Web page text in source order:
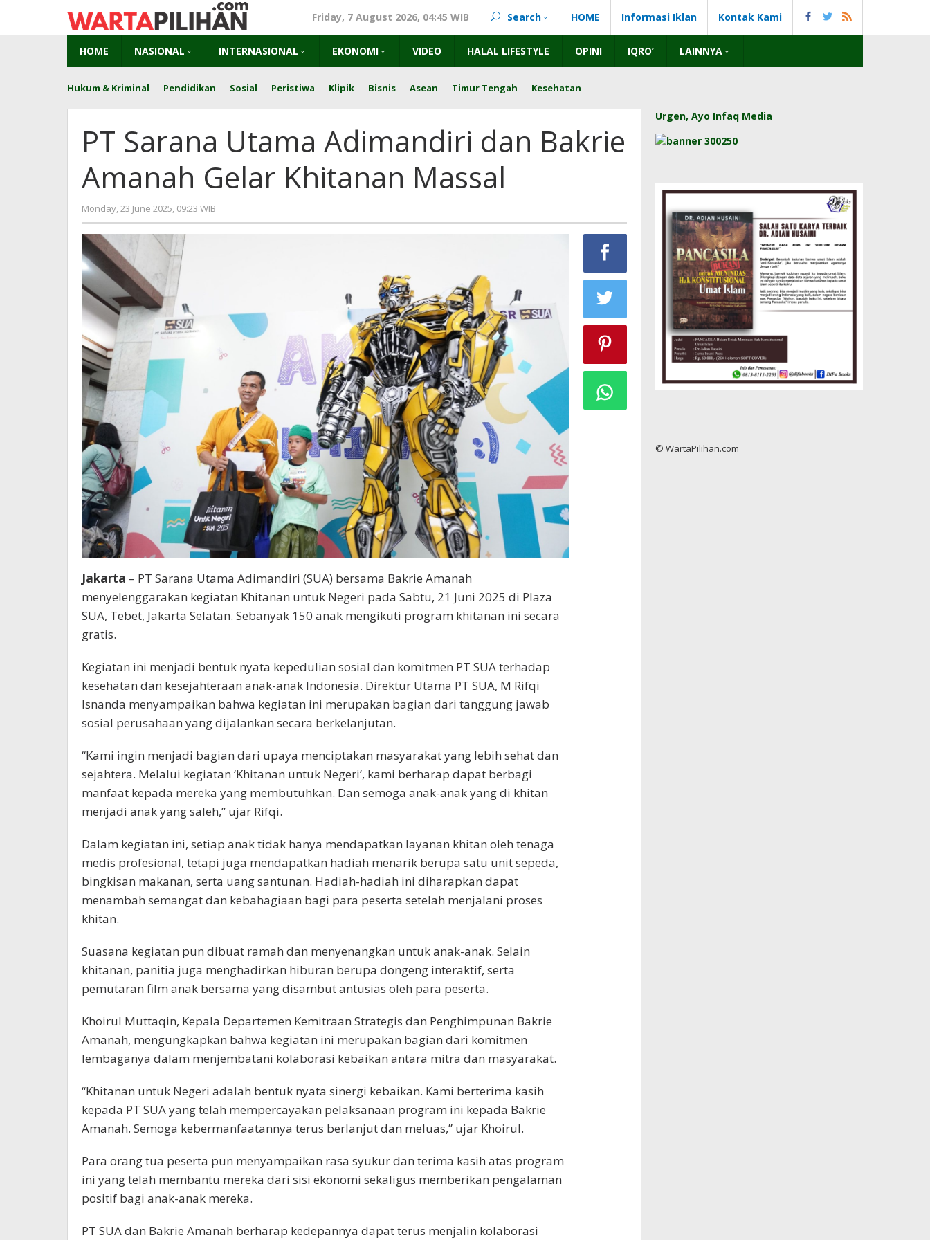
content
Friday, 7 August 2026, 04:45 WIB Search HOME Informasi Iklan Kontak Kami
HOME NASIONAL INTERNASIONAL EKONOMI VIDEO HALAL LIFESTYLE OPINI IQRO’ LAINNYA
Hukum & Kriminal Pendidikan Sosial Peristiwa Klipik Bisnis Asean Timur Tengah Kesehatan
PT Sarana Utama Adimandiri dan Bakrie
Amanah Gelar Khitanan Massal
Monday, 23 June 2025, 09:23 WIB
Adi
Jakarta – PT Sarana Utama Adimandiri (SUA) bersama Bakrie Amanah
menyelenggarakan kegiatan Khitanan untuk Negeri pada Sabtu, 21 Juni 2025 di Plaza
SUA, Tebet, Jakarta Selatan. Sebanyak 150 anak mengikuti program khitanan ini secara
gratis.
Kegiatan ini menjadi bentuk nyata kepedulian sosial dan komitmen PT SUA terhadap
kesehatan dan kesejahteraan anak-anak Indonesia. Direktur Utama PT SUA, M Rifqi
Isnanda menyampaikan bahwa kegiatan ini merupakan bagian dari tanggung jawab
sosial perusahaan yang dijalankan secara berkelanjutan.
“Kami ingin menjadi bagian dari upaya menciptakan masyarakat yang lebih sehat dan
sejahtera. Melalui kegiatan ‘Khitanan untuk Negeri’, kami berharap dapat berbagi
manfaat kepada mereka yang membutuhkan. Dan semoga anak-anak yang di khitan
menjadi anak yang saleh,” ujar Rifqi.
Dalam kegiatan ini, setiap anak tidak hanya mendapatkan layanan khitan oleh tenaga
medis profesional, tetapi juga mendapatkan hadiah menarik berupa satu unit sepeda,
bingkisan makanan, serta uang santunan. Hadiah-hadiah ini diharapkan dapat
menambah semangat dan kebahagiaan bagi para peserta setelah menjalani proses
khitan.
Suasana kegiatan pun dibuat ramah dan menyenangkan untuk anak-anak. Selain
khitanan, panitia juga menghadirkan hiburan berupa dongeng interaktif, serta
pemutaran film anak bersama yang disambut antusias oleh para peserta.
Khoirul Muttaqin, Kepala Departemen Kemitraan Strategis dan Penghimpunan Bakrie
Amanah, mengungkapkan bahwa kegiatan ini merupakan bagian dari komitmen
lembaganya dalam menjembatani kolaborasi kebaikan antara mitra dan masyarakat.
“Khitanan untuk Negeri adalah bentuk nyata sinergi kebaikan. Kami berterima kasih
kepada PT SUA yang telah mempercayakan pelaksanaan program ini kepada Bakrie
Amanah. Semoga kebermanfaatannya terus berlanjut dan meluas,” ujar Khoirul.
Para orang tua peserta pun menyampaikan rasa syukur dan terima kasih atas program
ini yang telah membantu mereka dari sisi ekonomi sekaligus memberikan pengalaman
positif bagi anak-anak mereka.
PT SUA dan Bakrie Amanah berharap kedepannya dapat terus menjalin kolaborasi
Urgen, Ayo Infaq Media
© WartaPilihan.com